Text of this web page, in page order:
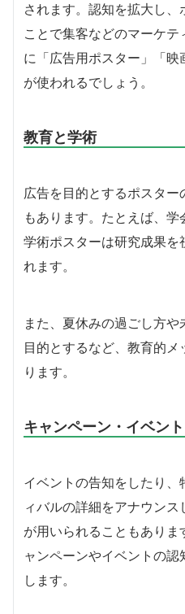
されます。認知を拡大し、
ことで集客などのマーケ
に「広告用ポスター」「
が使われるでしょう。
教育と学術
広告を目的とするポスタ
もあります。たとえば、
学術ポスターは研究成果を
れます。
また、夏休みの過ごし方
目的とするなど、教育的
ります。
キャンペーン・イベント
イベントの告知をしたり
ィバルの詳細をアナウン
が用いられることもあり
ャンペーンやイベントの
します。